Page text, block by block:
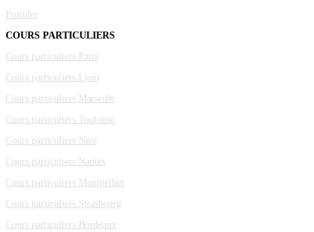
Postuler
COURS PARTICULIERS
Cours particuliers Paris
Cours particuliers Lyon
Cours particuliers Marseille
Cours particuliers Toulouse
Cours particuliers Nice
Cours particuliers Nantes
Cours particuliers Montpellier
Cours particuliers Strasbourg
Cours particuliers Bordeaux